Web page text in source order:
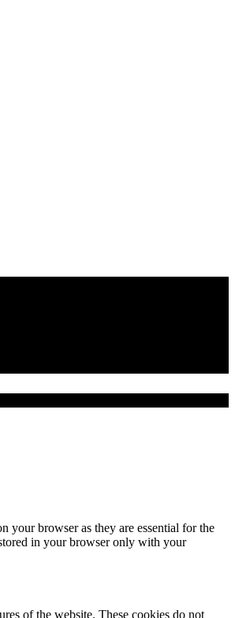
your browser as they are essential for the
in your browser only with your
of the website. These cookies do not